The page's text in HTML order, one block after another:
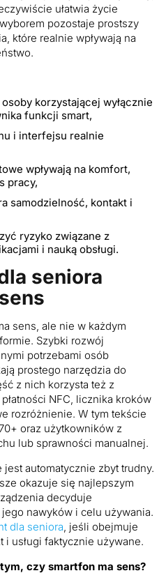
ułatwia życie
pozostaje prostszy
które realnie wpływają na
korzystającej wyłącznie
funkcji smart,
i interfejsu realnie
wpływają na komfort,
pracy,
samodzielność, kontakt i
ryzyko związane z
i nauką obsługi.
seniora
sens, ale nie w każdym
Szybki rozwój
potrzebami osób
prostego narzędzia do
z nich korzysta też z
NFC, licznika kroków
rozróżnienie. W tym tekście
oraz użytkowników z
lub sprawności manualnej.
jest automatycznie zbyt trudny.
okazuje się najlepszym
decyduje
nawyków i celu używania.
dla seniora, jeśli obejmuje
usługi faktycznie używane.
czy smartfon ma sens?